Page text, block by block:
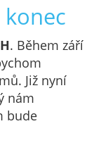
. Během září
Již nyní
nám
bude